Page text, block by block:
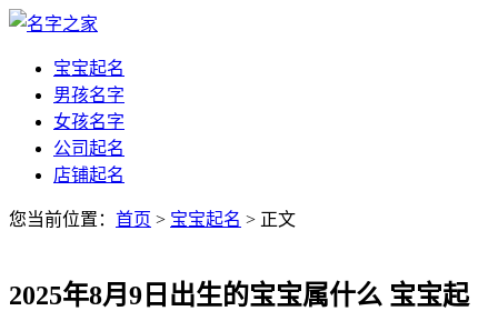
宝宝起名
男孩名字
女孩名字
公司起名
店铺起名
您当前位置： 首页 > 宝宝起名 > 正文
2025年8月9日出生的宝宝属什么 宝宝起